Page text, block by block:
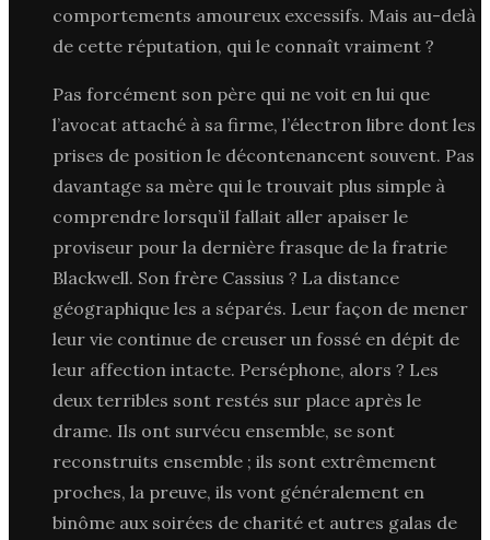
comportements amoureux excessifs. Mais au-delà
de cette réputation, qui le connaît vraiment ?
Pas forcément son père qui ne voit en lui que
l’avocat attaché à sa firme, l’électron libre dont les
prises de position le décontenancent souvent. Pas
davantage sa mère qui le trouvait plus simple à
comprendre lorsqu’il fallait aller apaiser le
proviseur pour la dernière frasque de la fratrie
Blackwell. Son frère Cassius ? La distance
géographique les a séparés. Leur façon de mener
leur vie continue de creuser un fossé en dépit de
leur affection intacte. Perséphone, alors ? Les
deux terribles sont restés sur place après le
drame. Ils ont survécu ensemble, se sont
reconstruits ensemble ; ils sont extrêmement
proches, la preuve, ils vont généralement en
binôme aux soirées de charité et autres galas de